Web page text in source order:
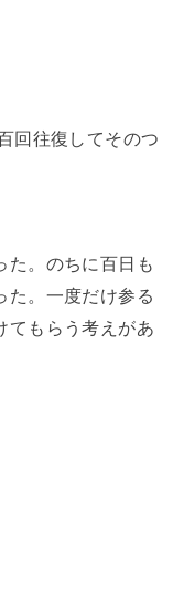
回往復してそのつ
た。のちに百日も
た。一度だけ参る
てもらう考えがあ